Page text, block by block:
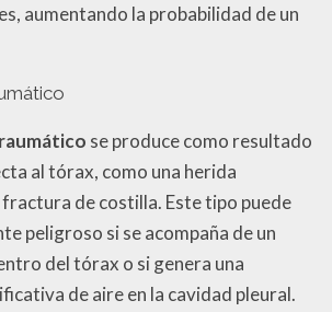
aumentando la probabilidad de un
se produce como resultado
al tórax, como una herida
de costilla. Este tipo puede
peligroso si se acompaña de un
del tórax o si genera una
de aire en la cavidad pleural.